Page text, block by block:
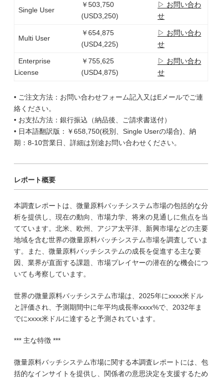
Single User
￥503,750
(USD3,250)
▷ お問い合わ
せ
Multi User
￥654,875
(USD4,225)
▷ お問い合わ
せ
Enterprise
License
￥755,625
(USD4,875)
▷ お問い合わ
せ
• ご注文方法：お問い合わせフォーム記入又はEメールでご連
絡ください。
• お支払方法：銀行振込（納品後、ご請求書送付）
• 日本語翻訳版：￥658,750(税別、Single Userの場合)、納
期：8-10営業日、詳細は別途お問い合わせください。
レポート概要
本調査レポートは、微量原料バッチシステム市場の包括的な分
析を提供し、現在の動向、市場力学、将来の見通しに焦点を当
てています。北米、欧州、アジア太平洋、新興市場などの主要
地域を含む世界の微量原料バッチシステム市場を調査していま
す。また、微量原料バッチシステムの成長を促進する主な要
因、業界が直面する課題、市場プレイヤーの潜在的な機会につ
いても考察しています。
世界の微量原料バッチシステム市場は、2025年にxxxx米ドル
と評価され、予測期間中に年平均成長率xxxx%で、2032年ま
でにxxxx米ドルに達すると予測されています。
*** 主な特徴 ***
微量原料バッチシステム市場に関する本調査レポートには、包
括的なインサイトを提供し、関係者の意思決定を支援するため